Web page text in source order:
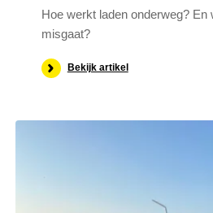
Hoe werkt laden onderweg? En
misgaat?
Bekijk artikel